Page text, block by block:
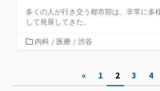
多くの人が行き交う都市部は、非常に多
して発展してきた。
カ
ー
内科 / 医療 / 渋谷
« 1 2 3 4